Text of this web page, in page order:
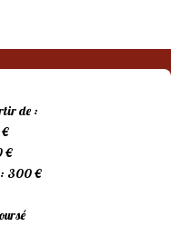
de :
€
€
: 300 €